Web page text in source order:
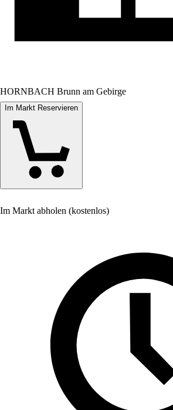
HORNBACH Brunn am Gebirge
Im Markt Reservieren
Im Markt abholen (kostenlos)